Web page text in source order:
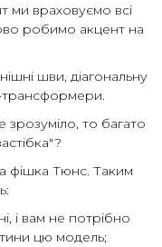
ми враховуємо всі
робимо акцент на
шви, діагональну
трансформери.
зрозуміло, то багато
фішка Тюнс. Таким
і вам не потрібно
цю модель;